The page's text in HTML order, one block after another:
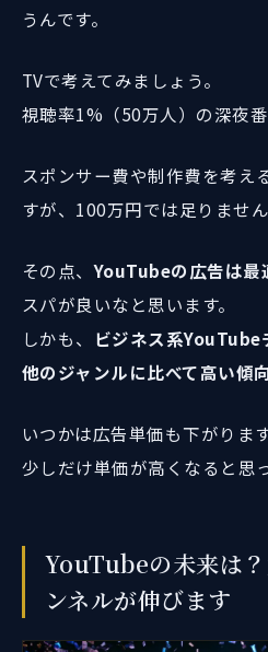
うんです。
TVで考えてみましょう。
視聴率1%（50万人）の深夜番
スポンサー費や制作費を考え
すが、100万円では足りません
その点、YouTubeの広告は最
スパが良いなと思います。
しかも、 ビジネス系YouTube
他のジャンルに比べて高い傾
いつかは広告単価も下がりま
少しだけ単価が高くなると思
YouTubeの未来は
ンネルが伸びます